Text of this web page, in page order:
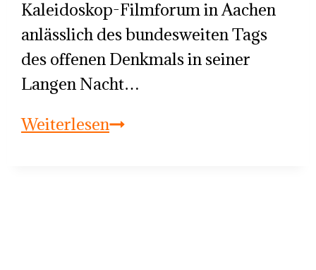
Kaleidoskop-Filmforum in Aachen
anlässlich des bundesweiten Tags
des offenen Denkmals in seiner
Langen Nacht…
WeiterlesenPocket